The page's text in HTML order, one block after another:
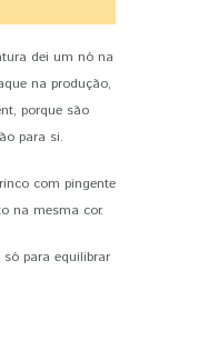
dei um nó na
na produção,
porque são
para si.
com pingente
na mesma cor.
para equilibrar